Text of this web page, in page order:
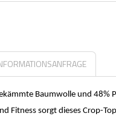
Baumwolle und
Fitness sorgt dieses Crop-